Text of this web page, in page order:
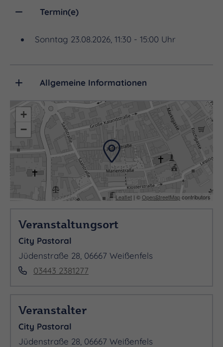
Termin(e)
Sonntag 23.08.2026, 11:30 - 15:00 Uhr
Allgemeine Informationen
+
−
Leaflet | ©OpenStreetMapcontributors
Veranstaltungsort
City Pastoral
Jüdenstraße 28, 06667 Weißenfels
03443 2381277
Veranstalter
City Pastoral
Jüdenstraße 28, 06667 Weißenfels